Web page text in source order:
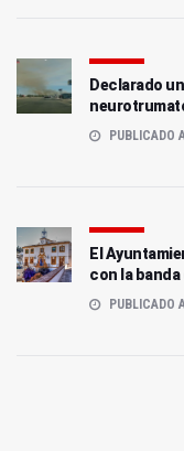
Declarado
PUBLICADO
El
con la banda
PUBLICADO